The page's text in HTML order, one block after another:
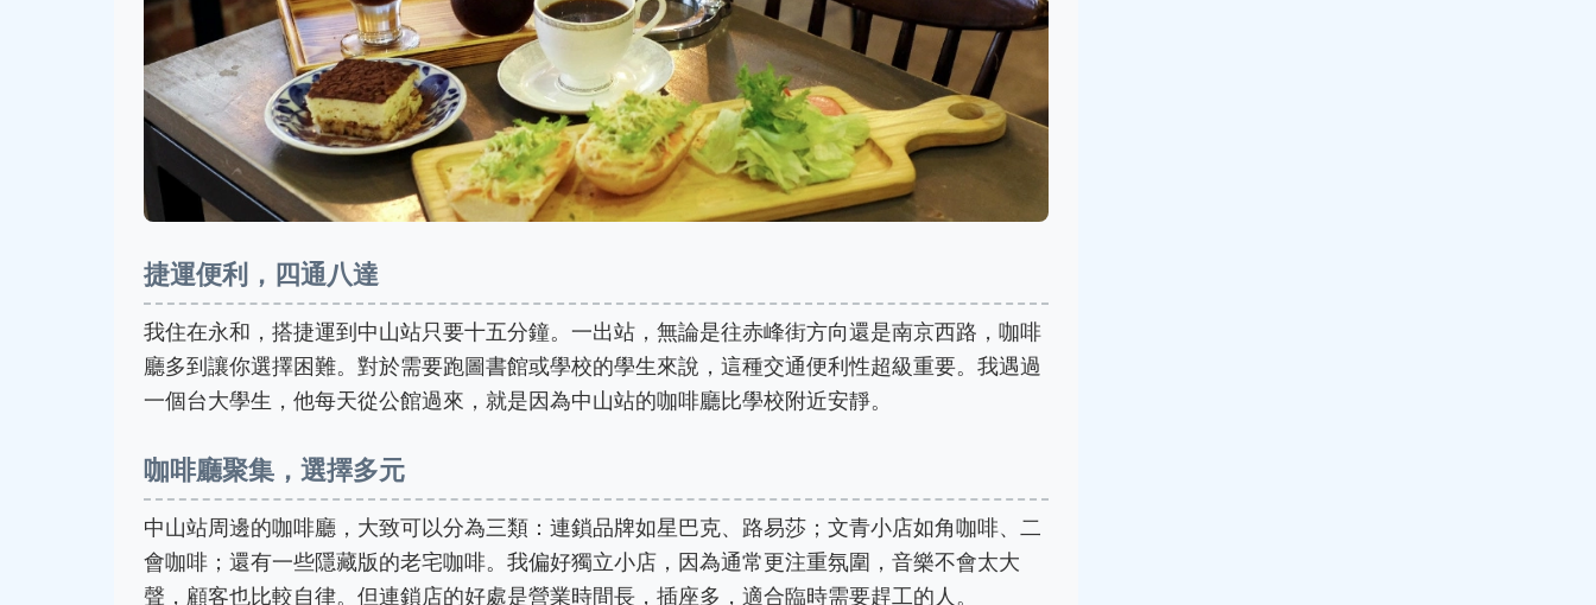
捷運便利，四通八達
我住在永和，搭捷運到中山站只要十五分鐘。一出站，無論是往赤峰街方向還是南京西路，咖啡
廳多到讓你選擇困難。對於需要跑圖書館或學校的學生來說，這種交通便利性超級重要。我遇過
一個台大學生，他每天從公館過來，就是因為中山站的咖啡廳比學校附近安靜。
咖啡廳聚集，選擇多元
中山站周邊的咖啡廳，大致可以分為三類：連鎖品牌如星巴克、路易莎；文青小店如角咖啡、二
會咖啡；還有一些隱藏版的老宅咖啡。我偏好獨立小店，因為通常更注重氛圍，音樂不會太大
聲，顧客也比較自律。但連鎖店的好處是營業時間長，插座多，適合臨時需要趕工的人。